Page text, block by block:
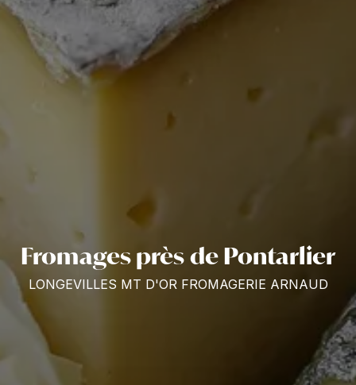
Fromages près de Pontarlier
LONGEVILLES MT D'OR FROMAGERIE ARNAUD